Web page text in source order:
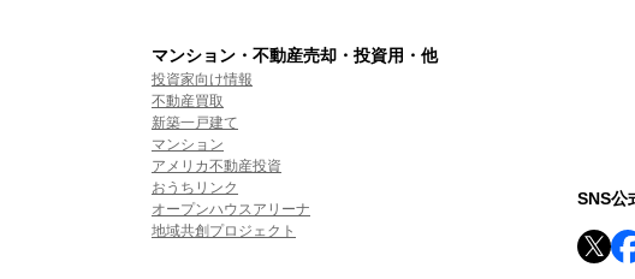
マンション・不動産売却・投資用・他
投資家向け情報
不動産買取
新築一戸建て
マンション
アメリカ不動産投資
おうちリンク
オープンハウスアリーナ
地域共創プロジェクト
SNS公